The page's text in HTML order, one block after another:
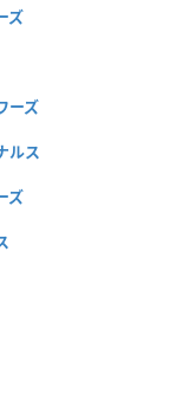
ズ
ーズ
ルス
ズ